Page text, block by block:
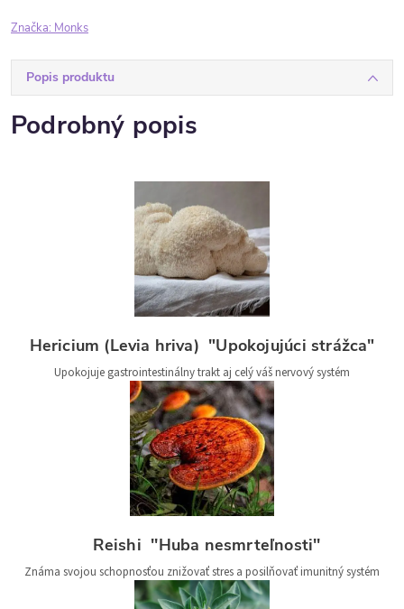
Značka: Monks
Popis produktu
Podrobný popis
Hericium (Levia hriva) "Upokojujúci strážca"
Upokojuje gastrointestinálny trakt aj celý váš nervový systém
Reishi ''Huba nesmrteľnosti''
Známa svojou schopnosťou znižovať stres a posilňovať imunitný systém